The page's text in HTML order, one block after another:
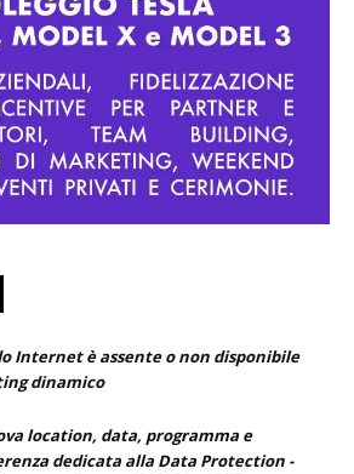
Internet è assente o non disponibile
dinamico
location, data, programma e
dedicata alla Data Protection -